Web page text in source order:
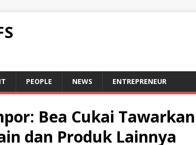
PEOPLE NEWS ENTREPRENEUR
Bea Cukai Tawarkan
dan Produk Lainnya